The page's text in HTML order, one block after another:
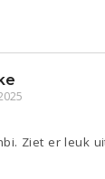
Ziet er leuk